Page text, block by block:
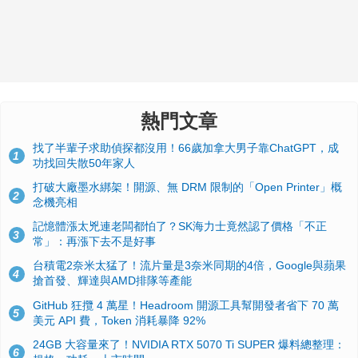
熱門文章
1
找了半輩子求助偵探都沒用！66歲加拿大男子靠ChatGPT，成
功找回失散50年家人
2
打破大廠墨水綁架！開源、無 DRM 限制的「Open Printer」概
念機亮相
3
記憶體漲太兇連老闆都怕了？SK海力士竟然認了價格「不正
常」：再漲下去不是好事
4
台積電2奈米太猛了！流片量是3奈米同期的4倍，Google與蘋果
搶首發、輝達與AMD排隊等產能
5
GitHub 狂攬 4 萬星！Headroom 開源工具幫開發者省下 70 萬
美元 API 費，Token 消耗暴降 92%
6
24GB 大容量來了！NVIDIA RTX 5070 Ti SUPER 爆料總整理：